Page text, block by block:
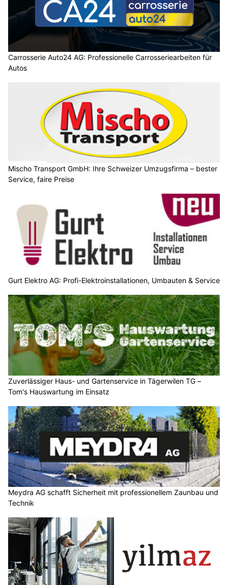
Carrosserie Auto24 AG: Professionelle Carrosseriearbeiten für
Autos
Mischo Transport GmbH: Ihre Schweizer Umzugsfirma – bester
Service, faire Preise
Gurt Elektro AG: Profi-Elektroinstallationen, Umbauten & Service
Zuverlässiger Haus- und Gartenservice in Tägerwilen TG –
Tom's Hauswartung im Einsatz
Meydra AG schafft Sicherheit mit professionellem Zaunbau und
Technik